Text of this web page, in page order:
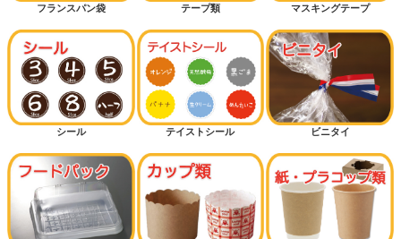
菓子パン（保湿が必要なパン）
クロワッサン
バーガー
カンパーニュ（大きいパン）
細長パン
フランスパン袋 テープ類 マスキングテープ
シール テイストシール ビニタイ